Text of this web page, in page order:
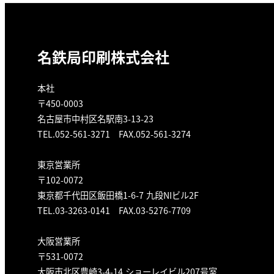
名鉄局印刷株式会社
本社
〒450-0003
名古屋市中村区名駅南3-13-23
TEL.052-561-3271 FAX.052-561-3274
東京営業所
〒102-0072
東京都千代田区飯田橋1-6-7 九段NIビル2F
TEL.03-3263-0141 FAX.03-5276-7709
大阪営業所
〒531-0072